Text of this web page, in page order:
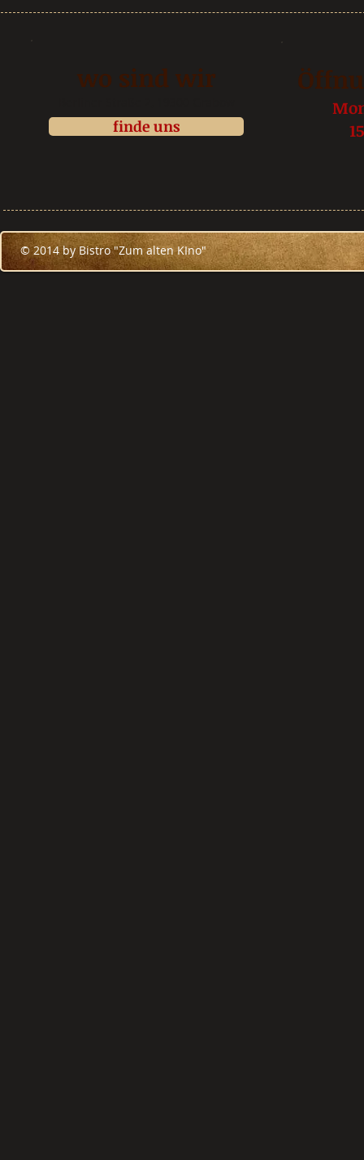
wo sind wir
finde uns
© 2014 by Bistro "Zum alten KIno"